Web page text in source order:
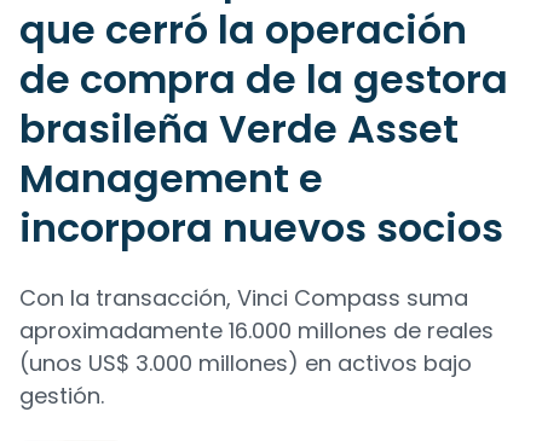
que cerró la operación
de compra de la gestora
brasileña Verde Asset
Management e
incorpora nuevos socios
Con la transacción, Vinci Compass suma
aproximadamente 16.000 millones de reales
(unos US$ 3.000 millones) en activos bajo
gestión.